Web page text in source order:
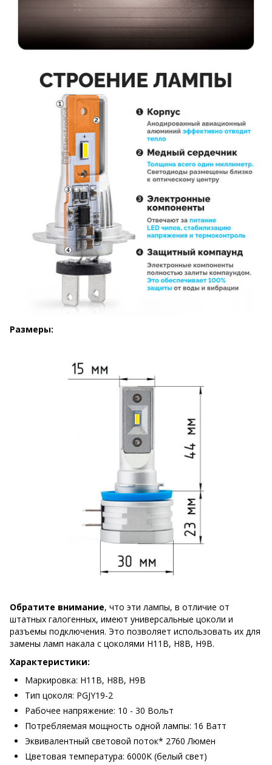
Размеры:
Обратите внимание, что эти лампы, в отличие от
штатных галогенных, имеют универсальные цоколи и
разъемы подключения. Это позволяет использовать их для
замены ламп накала с цоколями H11B, H8B, H9B.
Характеристики:
Маркировка: H11B, H8B, H9B
Тип цоколя: PGJY19-2
Рабочее напряжение: 10 - 30 Вольт
Потребляемая мощность одной лампы: 16 Ватт
Эквивалентный световой поток* 2760 Люмен
Цветовая температура: 6000K (белый свет)